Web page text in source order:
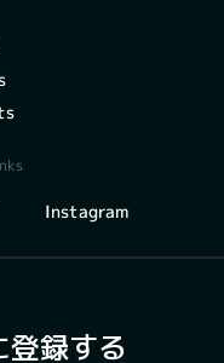
Instagram
登録する